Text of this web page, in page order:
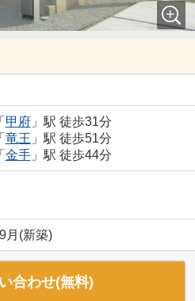
「 甲府」駅 徒歩31分
「 竜王 」駅 徒歩51分
「 金手」駅 徒歩44分
月(新築)
合わせ(無料)